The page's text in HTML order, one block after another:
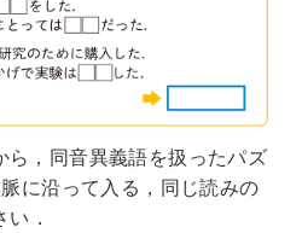
ら，同音異義語を扱ったパズ
に沿って入る，同じ読みの
．